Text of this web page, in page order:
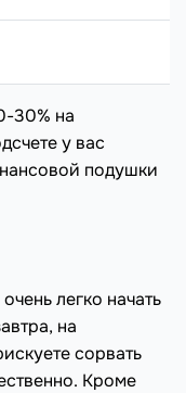
30% на
у вас
подушки
легко начать
на
сорвать
Кроме